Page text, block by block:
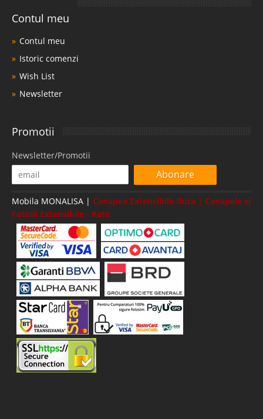
Contul meu
Contul meu
Istoric comenzi
Wish List
Newsletter
Promotii
Newsletter/Promotii
Abonare
Mobila MONALISA | Canapea Extensibila Ibiza | Canapele si
Fotolii Extensibile - Rate